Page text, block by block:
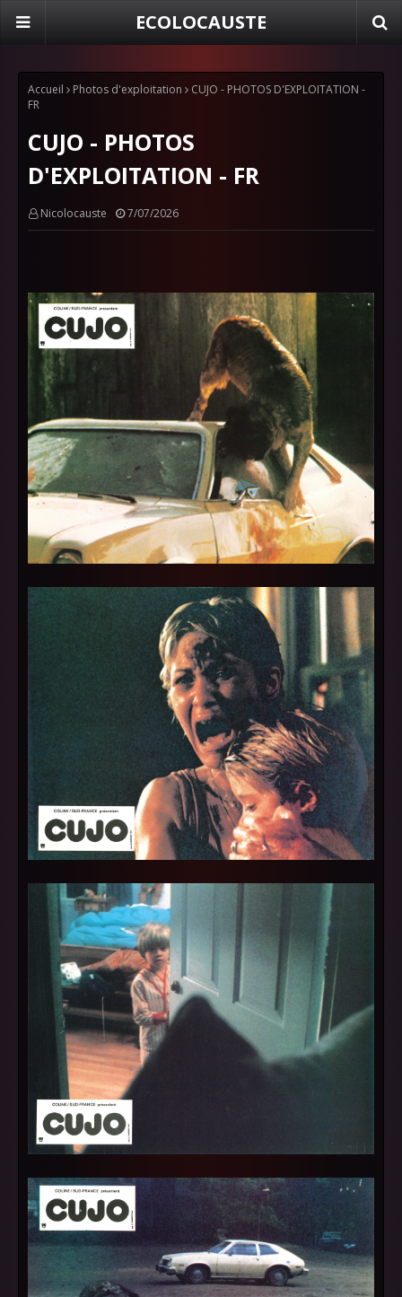
ECOLOCAUSTE
Accueil Photos d'exploitation
CUJO - PHOTOS D'EXPLOITATION -
FR
CUJO - PHOTOS
D'EXPLOITATION - FR
Nicolocauste 7/07/2026